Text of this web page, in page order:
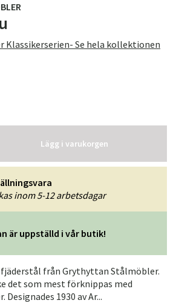
Se hela kollektionen
Lägg i varukorgen
är uppställd i vår butik!
inom 5-12 arbetsdagar
fjäderstål från Grythyttan Stålmöbler.
det som mest förknippas med
1930 av Ar...